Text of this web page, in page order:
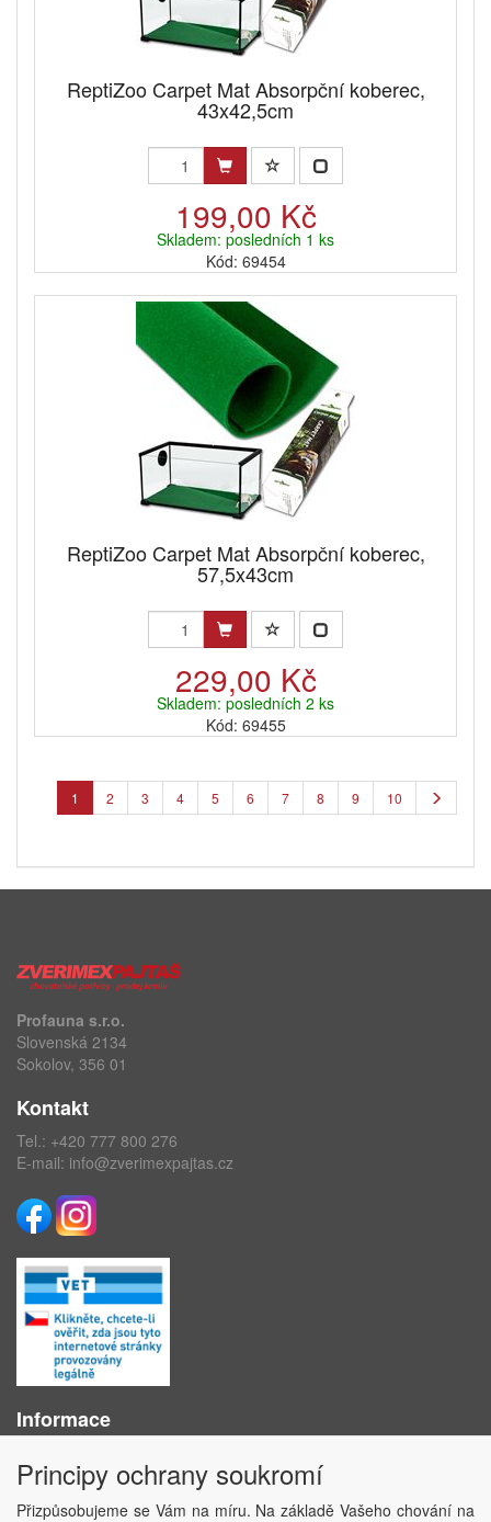
ReptiZoo Carpet Mat Absorpční koberec,
43x42,5cm
199,00 Kč
Skladem: posledních 1 ks
Kód: 69454
ReptiZoo Carpet Mat Absorpční koberec,
57,5x43cm
229,00 Kč
Skladem: posledních 2 ks
Kód: 69455
1 2 3 4 5 6 7 8 9 10
Profauna s.r.o.
Slovenská 2134
Sokolov, 356 01
Kontakt
Tel.: +420 777 800 276
E-mail: info@zverimexpajtas.cz
Informace
Obchodní podmínky
Ochrana osobních údajů
Kontakt
Principy ochrany soukromí
Přizpůsobujeme se Vám na míru. Na základě Vašeho chování na